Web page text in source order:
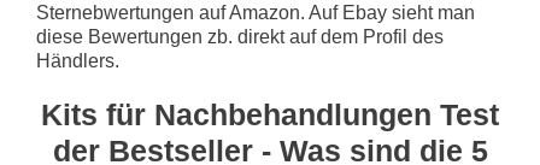
Sternebwertungen auf Amazon. Auf Ebay sieht man
diese Bewertungen zb. direkt auf dem Profil des
Händlers.
Kits für Nachbehandlungen Test
der Bestseller - Was sind die 5